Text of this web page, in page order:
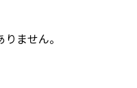
ません。